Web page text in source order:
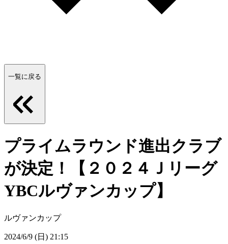
一覧に戻る
プライムラウンド進出クラブ
が決定！【２０２４Ｊリーグ
YBCルヴァンカップ】
ルヴァンカップ
2024/6/9 (日) 21:15